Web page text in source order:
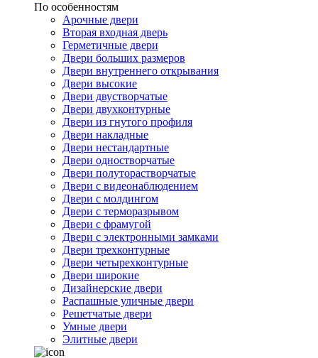
По особенностям
Арочные двери
Вторая входная дверь
Герметичные двери
Двери больших размеров
Двери внутреннего открывания
Двери высокие
Двери двустворчатые
Двери двухконтурные
Двери из гнутого профиля
Двери накладные
Двери нестандартные
Двери одностворчатые
Двери полуторастворчатые
Двери с видеонаблюдением
Двери с молдингом
Двери с терморазрывом
Двери с фрамугой
Двери с электронными замками
Двери трехконтурные
Двери четырехконтурные
Двери широкие
Дизайнерские двери
Распашные уличные двери
Решетчатые двери
Умные двери
Элитные двери